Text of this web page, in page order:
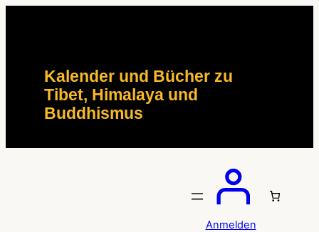
Kalender und Bücher zu
Tibet, Himalaya und
Buddhismus
Anmelden